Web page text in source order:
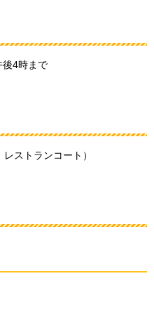
後4時まで
ストランコート）